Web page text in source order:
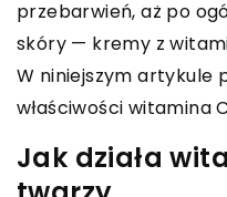
przebarwień, aż po
skóry — kremy z
W niniejszym artykule
właściwości witamina
Jak działa